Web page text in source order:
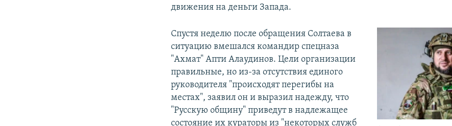
движения на деньги Запада.
Спустя неделю после обращения Солтаева в
ситуацию вмешался командир спецназа
"Ахмат" Апти Алаудинов. Цели организации
правильные, но из-за отсутствия единого
руководителя "происходят перегибы на
местах", заявил он и выразил надежду, что
"Русскую общину" приведут в надлежащее
состояние их кураторы из "некоторых служб